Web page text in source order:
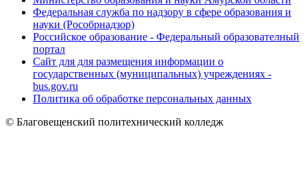
Федеральная служба по надзору в сфере образования и
науки (Рособрнадзор)
Российское образование - Федеральный образователный
портал
Сайт для для размещения информации о
государственных (муниципальных) учреждениях -
bus.gov.ru
Политика об обработке персональных данных
© Благовещенский политехнический колледж